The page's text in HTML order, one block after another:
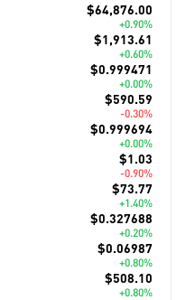
$64,876.00
+0.90%
$1,913.61
+0.60%
$0.999471
+0.00%
$590.59
-0.30%
$0.999694
+0.00%
$1.03
-0.90%
$73.77
+1.40%
$0.327688
+0.20%
$0.06987
+0.80%
$508.10
+0.80%